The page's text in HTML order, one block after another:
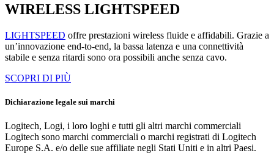
WIRELESS LIGHTSPEED
LIGHTSPEED offre prestazioni wireless fluide e affidabili. Grazie a
un’innovazione end-to-end, la bassa latenza e una connettività
stabile e senza ritardi sono ora possibili anche senza cavo.
SCOPRI DI PIÙ
Dichiarazione legale sui marchi
Logitech, Logi, i loro loghi e tutti gli altri marchi commerciali
Logitech sono marchi commerciali o marchi registrati di Logitech
Europe S.A. e/o delle sue affiliate negli Stati Uniti e in altri Paesi.